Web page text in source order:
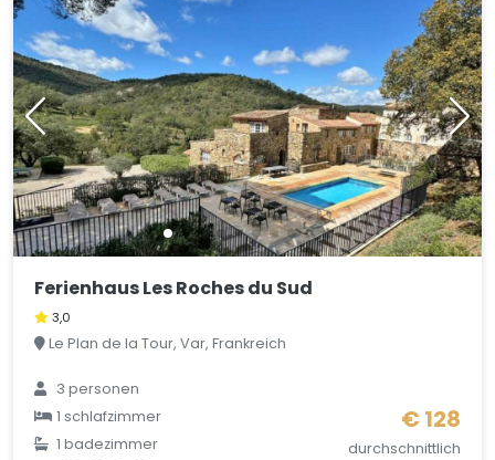
Ferienhaus Les Roches du Sud
3,0
Le Plan de la Tour, Var, Frankreich
3 personen
1 schlafzimmer
1 badezimmer
€ 128
durchschnittlich